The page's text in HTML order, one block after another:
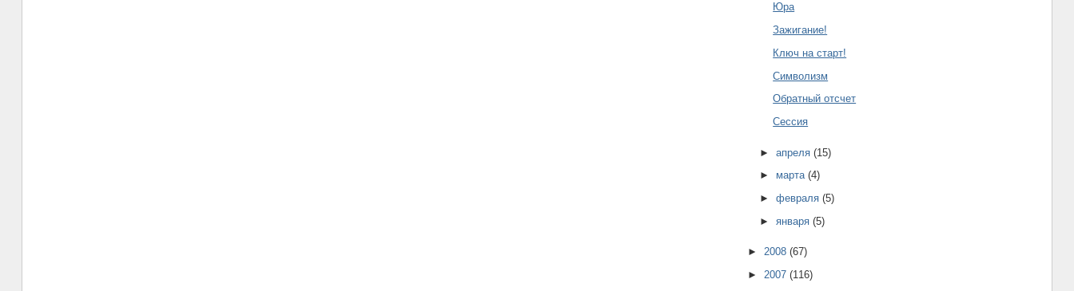
Юра
Зажигание!
Ключ на старт!
Символизм
Обратный отсчет
Сессия
►апреля(15)
► марта(4)
►февраля(5)
►января(5)
► 2008 (67)
► 2007 (116)